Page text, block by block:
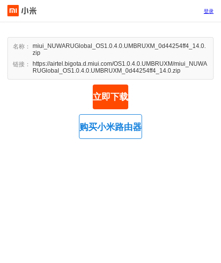
登录
名称：
miui_NUWARUGlobal_OS1.0.4.0.UMBRUXM_0d44254ff4_14.0.
zip
链接：
https://airtel.bigota.d.miui.com/OS1.0.4.0.UMBRUXM/miui_NUWA
RUGlobal_OS1.0.4.0.UMBRUXM_0d44254ff4_14.0.zip
立即下载
购买小米路由器